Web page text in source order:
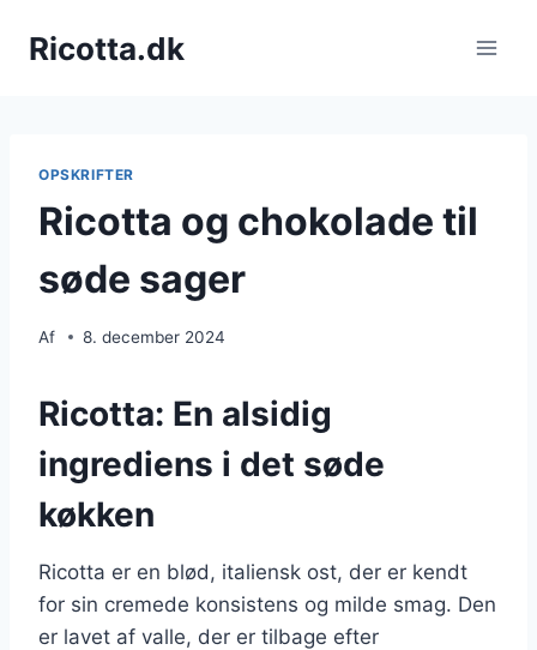
Ricotta.dk
OPSKRIFTER
Ricotta og chokolade til
søde sager
Af 8. december 2024
Ricotta: En alsidig
ingrediens i det søde
køkken
Ricotta er en blød, italiensk ost, der er kendt
for sin cremede konsistens og milde smag. Den
er lavet af valle, der er tilbage efter